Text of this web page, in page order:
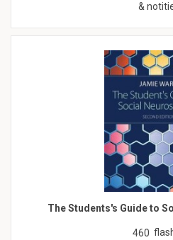
&
The Students's Guide to
460